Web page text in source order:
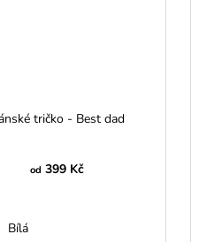
tričko - Best dad
od 399 Kč
Bílá